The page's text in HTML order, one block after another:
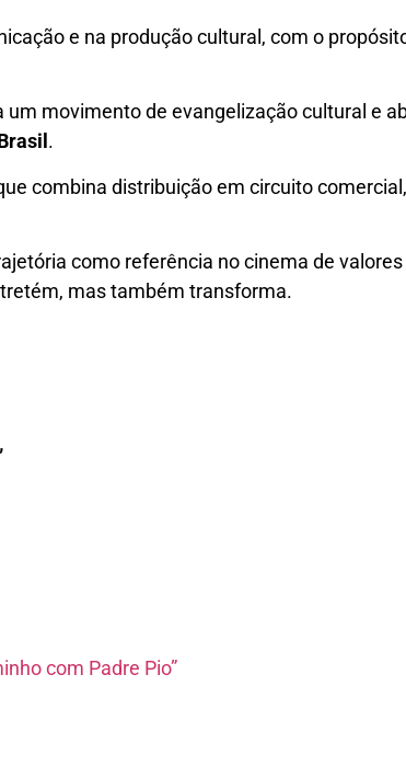
e na produção cultural, com o
um movimento de evangelização cultural e
.
combina distribuição em circuito
como referência no cinema de
mas também transforma.
com Padre Pio”